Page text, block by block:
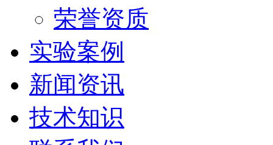
荣誉资质
实验案例
新闻资讯
技术知识